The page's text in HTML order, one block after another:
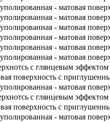
- матовая
- матовая
- матовая
- матовая
- матовая
- матовая
с глянцевым эффектом
поверхность с
- матовая
с глянцевым эффектом
поверхность с
- матовая